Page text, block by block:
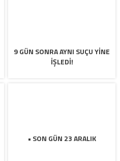
9 GÜN SONRA AYNI SUÇU YİNE
İŞLEDİ!
• SON GÜN 23 ARALIK